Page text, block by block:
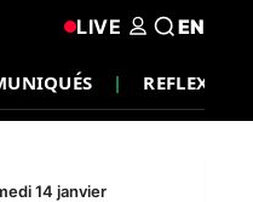
REFLEXION
LIVE EN
14 janvier